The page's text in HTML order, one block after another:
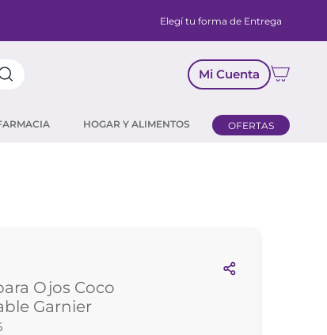
Elegí tu forma de Entrega
Mi Cuenta
HOGAR Y ALIMENTOS OFERTAS
Ojos Coco
Garnier